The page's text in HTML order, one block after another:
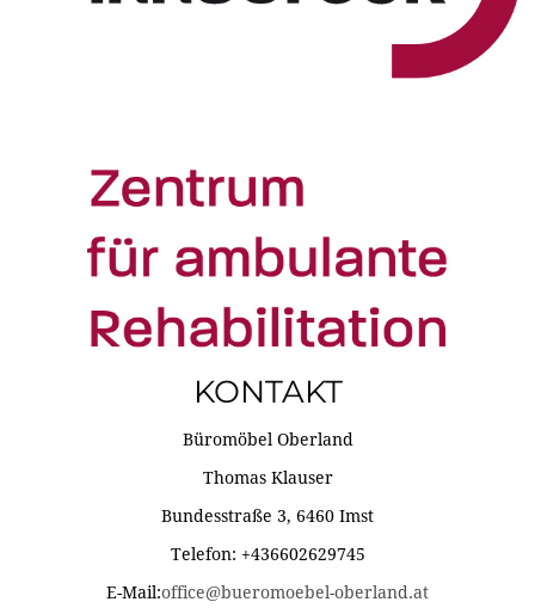
KONTAKT
Büromöbel Oberland
Thomas Klauser
Bundesstraße 3, 6460 Imst
Telefon: +436602629745
E-Mail:office@bueromoebel-oberland.at